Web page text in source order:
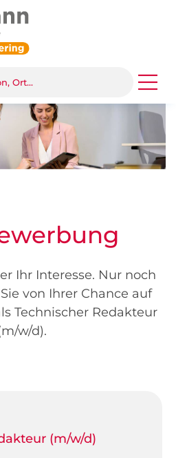
Ihr Interesse. Nur noch
von Ihrer Chance auf
Technischer Redakteur
w/d).
(m/w/d)